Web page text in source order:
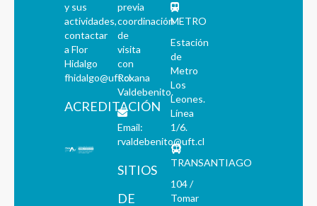
y sus
actividades,
contactar
a Flor
Hidalgo
fhidalgo@uft.cl
ACREDITACIÓN
previa
coordinación
de
visita
con
Roxana
Valdebenito.
Email:
rvaldebenito@uft.cl
SITIOS
DE
METRO
Estación
de
Metro
Los
Leones.
Línea
1/6.
TRANSANTIAGO
104 /
Tomar